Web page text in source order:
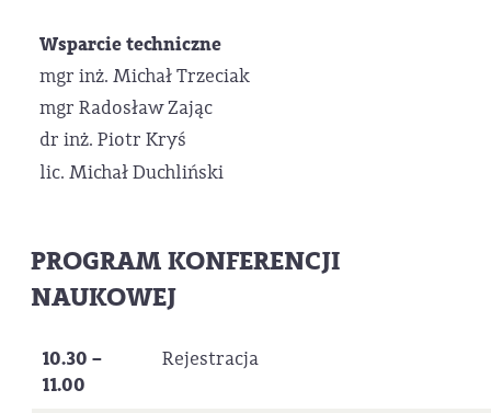
Wsparcie techniczne
mgr inż. Michał Trzeciak
mgr Radosław Zając
dr inż. Piotr Kryś
lic. Michał Duchliński
PROGRAM KONFERENCJI
NAUKOWEJ
10.30 –
11.00
Rejestracja